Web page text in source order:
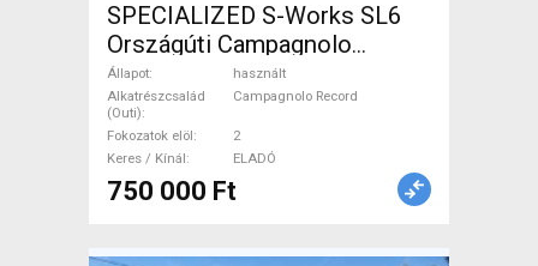
SPECIALIZED S-Works SL6
Országúti Campagnolo
Record patkófék használt
ELADÓ
Állapot
használt
Alkatrészcsalád
(Outi)
Campagnolo Record
Fokozatok elöl
2
Keres / Kínál
ELADÓ
750 000 Ft